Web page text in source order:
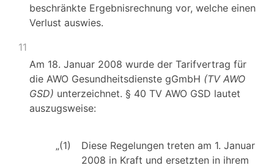
beschränkte Ergebnisrechnung vor, welche einen
Verlust auswies.
11
Am 18. Januar 2008 wurde der Tarifvertrag für
die AWO Gesundheitsdienste gGmbH (TV AWO
GSD) unterzeichnet. § 40 TV AWO GSD lautet
auszugsweise:
„(1)
Diese Regelungen treten am 1. Januar
2008 in Kraft und ersetzten in ihrem